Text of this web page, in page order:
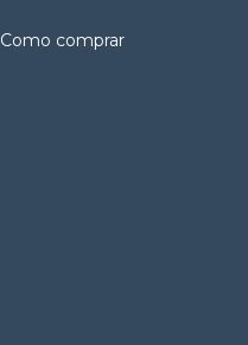
Como comprar